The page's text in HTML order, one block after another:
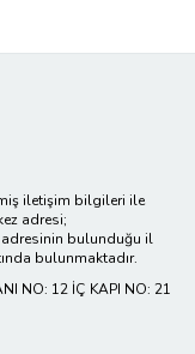
iletişim bilgileri ile
adresi;
adresinin bulunduğu il
bulunmaktadır.
NO: 12 İÇ KAPI NO: 21